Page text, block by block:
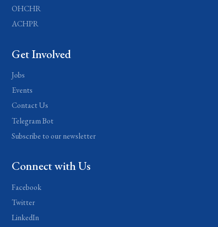
OHCHR
ACHPR
Get Involved
Jobs
Events
Contact Us
Telegram Bot
Subscribe to our newsletter
Connect with Us
Facebook
Twitter
LinkedIn